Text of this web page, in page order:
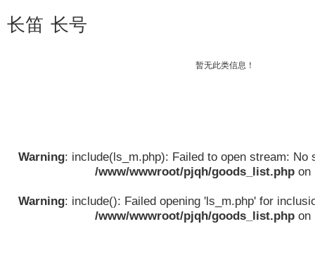
长笛 长号
暂无此类信息！
Warning: include(ls_m.php): Failed to open stream: No
/www/wwwroot/pjqh/goods_list.php on
Warning: include(): Failed opening 'ls_m.php' for
/www/wwwroot/pjqh/goods_list.php on